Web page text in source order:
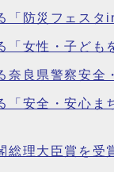
防災フェスタ
女性・子ども
良県警察安全
安全・安心ま
理大臣賞を受